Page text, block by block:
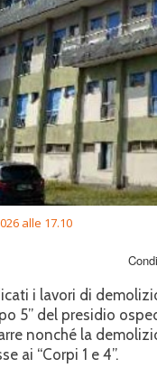
alle 17.10
i lavori di
5” del presidio
nonché la
ai “Corpi 1 e 4”.